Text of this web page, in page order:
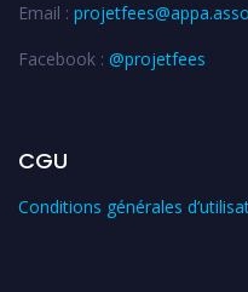
Email :
Facebook : @projetfees
CGU
Conditions générales